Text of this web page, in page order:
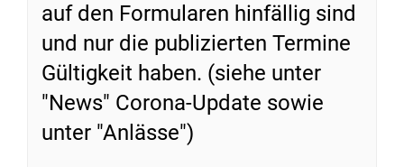
auf den Formularen hinfällig sind
und nur die publizierten Termine
Gültigkeit haben. (siehe unter
"News" Corona-Update sowie
unter "Anlässe")